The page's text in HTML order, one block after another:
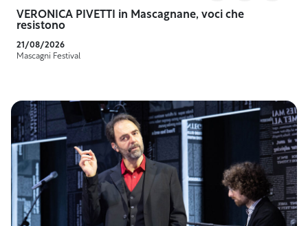
VERONICA PIVETTI in Mascagnane, voci che
resistono
21/08/2026
Mascagni Festival